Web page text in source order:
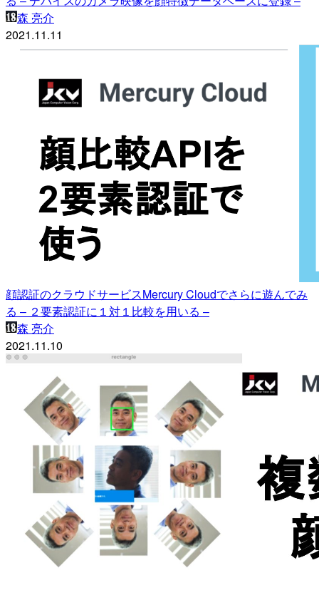
森 亮介
2021.11.11
顔認証のクラウドサービスMercury Cloudでさらに遊んでみ
る – ２要素認証に１対１比較を用いる –
森 亮介
2021.11.10